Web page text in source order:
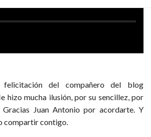
del compañero del blog
hizo mucha ilusión, por su sencillez, por
Gracias Juan Antonio por acordarte. Y
compartir contigo.